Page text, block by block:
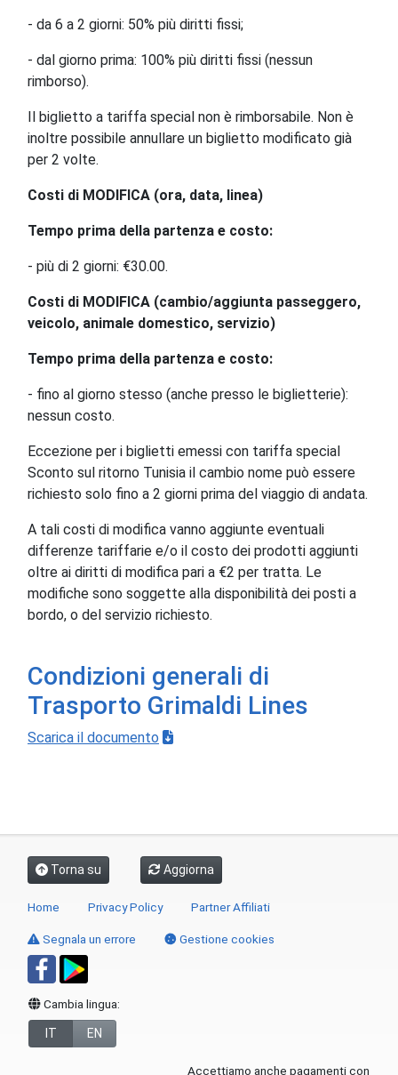
- da 6 a 2 giorni: 50% più diritti fissi;
- dal giorno prima: 100% più diritti fissi (nessun
rimborso).
Il biglietto a tariffa special non è rimborsabile. Non è
inoltre possibile annullare un biglietto modificato già
per 2 volte.
Costi di MODIFICA (ora, data, linea)
Tempo prima della partenza e costo:
- più di 2 giorni: €30.00.
Costi di MODIFICA (cambio/aggiunta passeggero,
veicolo, animale domestico, servizio)
Tempo prima della partenza e costo:
- fino al giorno stesso (anche presso le biglietterie):
nessun costo.
Eccezione per i biglietti emessi con tariffa special
Sconto sul ritorno Tunisia il cambio nome può essere
richiesto solo fino a 2 giorni prima del viaggio di andata.
A tali costi di modifica vanno aggiunte eventuali
differenze tariffarie e/o il costo dei prodotti aggiunti
oltre ai diritti di modifica pari a €2 per tratta. Le
modifiche sono soggette alla disponibilità dei posti a
bordo, o del servizio richiesto.
Condizioni generali di
Trasporto Grimaldi Lines
Scarica il documento
Torna su Aggiorna
Home Privacy Policy Partner Affiliati
Segnala un errore Gestione cookies
Cambia lingua:
IT EN
Accettiamo anche pagamenti con